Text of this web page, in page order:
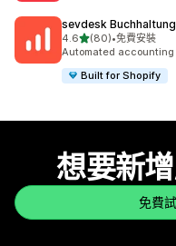
sevdesk
4.6滿分 5 顆星
(80)
共有 80 則評價
•免費安裝
Automated accounting
Built for Shopify
想要新
免費